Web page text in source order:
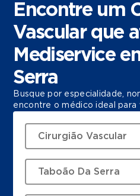
Encontre um
Vascular que
Mediservice
Serra
Busque por especialidade,
encontre o médico ideal para